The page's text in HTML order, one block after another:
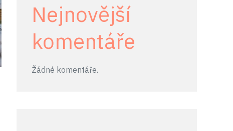
Nejnovější
komentáře
Žádné komentáře.